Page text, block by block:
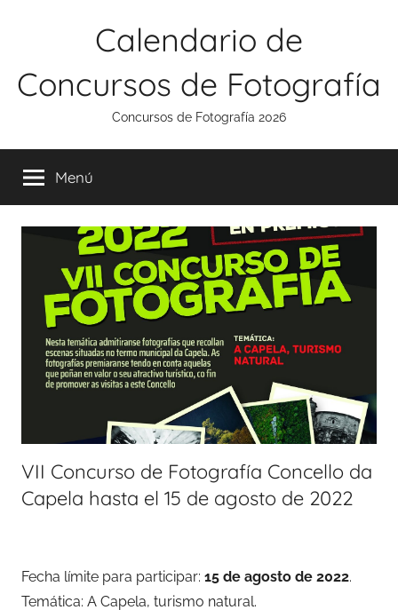
Calendario de
Concursos de Fotografía
Concursos de Fotografía 2026
Menú
VII Concurso de Fotografía Concello da
Capela hasta el 15 de agosto de 2022
Fecha límite para participar: 15 de agosto de 2022.
Temática: A Capela, turismo natural.